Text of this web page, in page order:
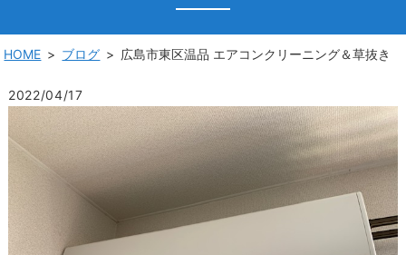
HOME ブログ 広島市東区温品 エアコンクリーニング＆草抜き
2022/04/17